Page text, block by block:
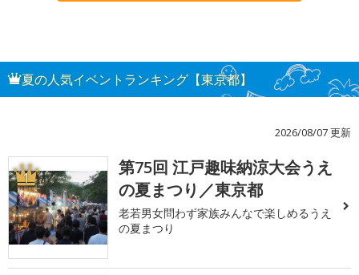
夏の人気イベントランキング【東京都】
2026/08/07 更新
1
第75回 江戸趣味納涼大会うえ
の夏まつり／東京都
老若男女問わず家族みんなで楽しめるうえ
の夏まつり